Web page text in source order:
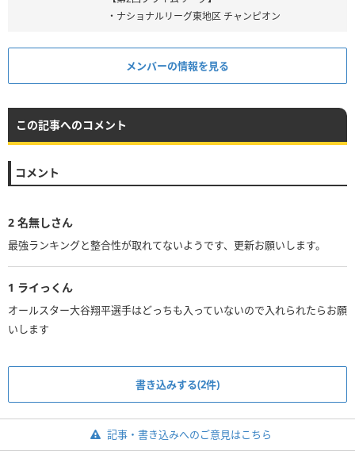
・ナショナルリーグ東地区 チャンピオン
メンバーの情報を見る
この記事へのコメント
コメント
2 名無しさん
最強ランキングと整合性が取れてないようです、更新お願いします。
1 ライっくん
オールスター大谷翔平選手はどっちも入っていないので入れられたらお願
いします
書き込みする(2件)
記事・書き込みへのご意見はこちら